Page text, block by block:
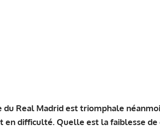
du Real Madrid est triomphale
en difficulté. Quelle est la faiblesse de